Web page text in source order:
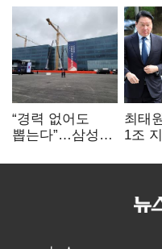
“경력 없어도
뽑는다”…삼성
반도체 인재
최태
1조